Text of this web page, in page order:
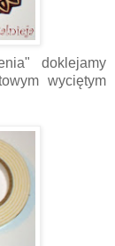
doklejamy
wyciętym